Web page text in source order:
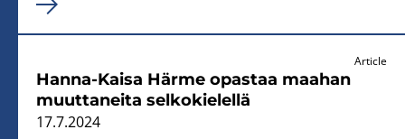
Article
Hanna-Kaisa Härme opastaa maahan
muuttaneita selkokielellä
17.7.2024